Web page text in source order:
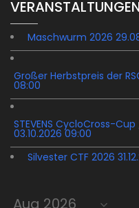
Maschwurm 2026
Großer Herbstpreis der
08:00
STEVENS CycloCross-
03.10.2026 09:00
Silvester CTF 2026